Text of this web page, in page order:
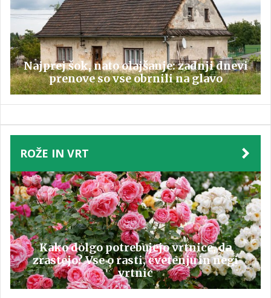
Najprej šok, nato olajšanje: zadnji dnevi
prenove so vse obrnili na glavo
ROŽE IN VRT
Kako dolgo potrebujejo vrtnice, da
zrastejo? Vse o rasti, cvetenju in negi
vrtnic